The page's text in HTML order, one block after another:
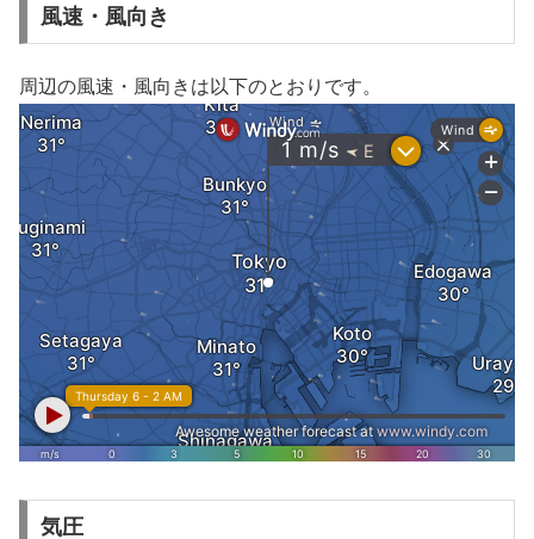
風速・風向き
周辺の風速・風向きは以下のとおりです。
気圧